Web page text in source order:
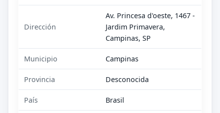
Dirección
Av. Princesa d'oeste, 1467 -
Jardim Primavera,
Campinas, SP
Municipio Campinas
Provincia Desconocida
País Brasil